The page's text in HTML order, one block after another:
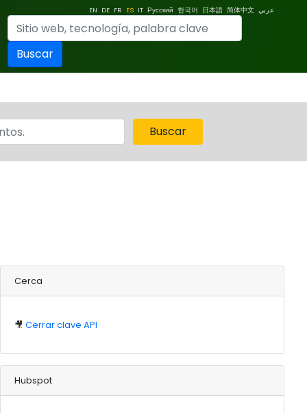
EN DE FR ES IT Русский 한국어 日本語 简体中文 عربي
Buscar
Buscar
Cerca
🎥 Cerrar clave API
Hubspot